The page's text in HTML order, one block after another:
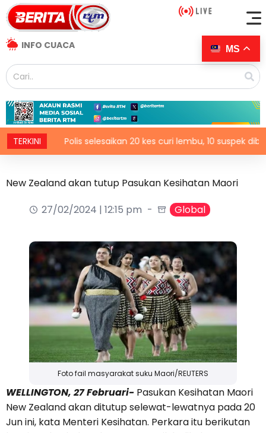
INFO CUACA
TERKINIPolis selesaikan 20 kes curi lembu, 10 suspek diberkas
New Zealand akan tutup Pasukan Kesihatan Maori
27/02/2024 | 12:15 pm
Global
Foto fail masyarakat suku Maori/REUTERS
WELLINGTON, 27 Februari- Pasukan Kesihatan Maori
New Zealand akan ditutup selewat-lewatnya pada 20
Jun ini, kata Menteri Kesihatan. Perkara itu berikutan
MS